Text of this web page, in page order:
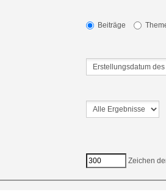
Beiträge
Zeichen